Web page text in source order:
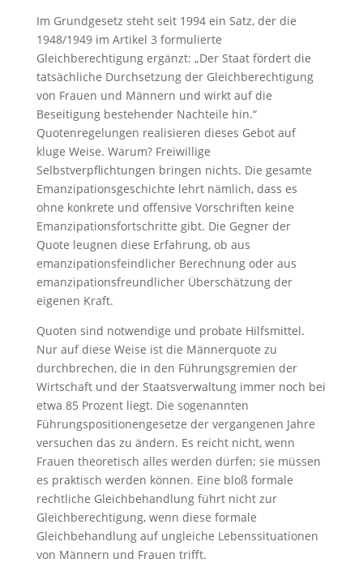
Im Grundgesetz steht seit 1994 ein Satz, der die
1948/1949 im Artikel 3 formulierte
Gleichberechtigung ergänzt: „Der Staat fördert die
tatsächliche Durchsetzung der Gleichberechtigung
von Frauen und Männern und wirkt auf die
Beseitigung bestehender Nachteile hin.“
Quotenregelungen realisieren dieses Gebot auf
kluge Weise. Warum? Freiwillige
Selbstverpflichtungen bringen nichts. Die gesamte
Emanzipationsgeschichte lehrt nämlich, dass es
ohne konkrete und offensive Vorschriften keine
Emanzipationsfortschritte gibt. Die Gegner der
Quote leugnen diese Erfahrung, ob aus
emanzipationsfeindlicher Berechnung oder aus
emanzipationsfreundlicher Überschätzung der
eigenen Kraft.
Quoten sind notwendige und probate Hilfsmittel.
Nur auf diese Weise ist die Männerquote zu
durchbrechen, die in den Führungsgremien der
Wirtschaft und der Staatsverwaltung immer noch bei
etwa 85 Prozent liegt. Die sogenannten
Führungspositionengesetze der vergangenen Jahre
versuchen das zu ändern. Es reicht nicht, wenn
Frauen theoretisch alles werden dürfen; sie müssen
es praktisch werden können. Eine bloß formale
rechtliche Gleichbehandlung führt nicht zur
Gleichberechtigung, wenn diese formale
Gleichbehandlung auf ungleiche Lebenssituationen
von Männern und Frauen trifft.